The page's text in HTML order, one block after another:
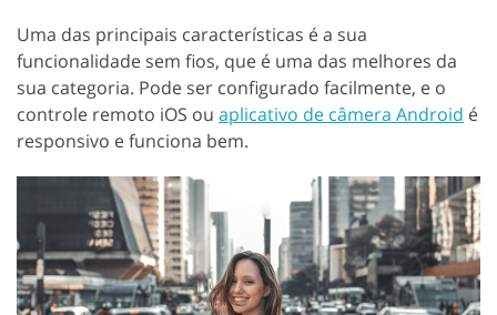
Uma das principais características é a sua
funcionalidade sem fios, que é uma das melhores da
sua categoria. Pode ser configurado facilmente, e o
controle remoto iOS ou aplicativo de câmera Android é
responsivo e funciona bem.